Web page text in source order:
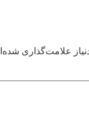
علامت‌گذاری